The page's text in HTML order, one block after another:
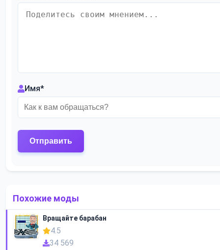
Имя*
Похожие моды
Вращайте барабан
4.5
34 569